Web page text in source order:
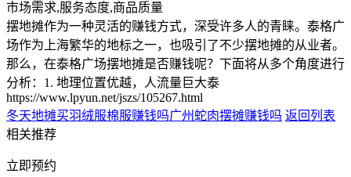
市场需求,服务态度,商品质量
摆地摊作为一种灵活的赚钱方式，深受许多人的青睐。泰格广
场作为上海繁华的地标之一，也吸引了不少摆地摊的从业者。
那么，在泰格广场摆地摊是否赚钱呢？下面将从多个角度进行
分析：1. 地理位置优越，人流量巨大泰
https://www.lpyun.net/jszs/105267.html
冬天地摊买羽绒服棉服赚钱吗广州蛇肉摆摊赚钱吗 返回列表
相关推荐
立即预约